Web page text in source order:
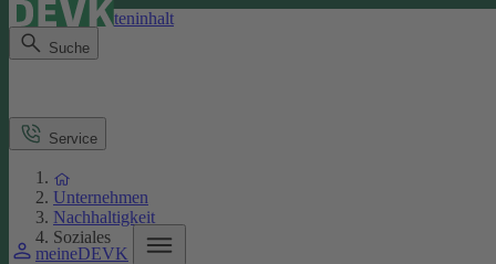
Direkt zum Seiteninhalt
Suche
meineDEVK
Service
Unternehmen
Nachhaltigkeit
Soziales